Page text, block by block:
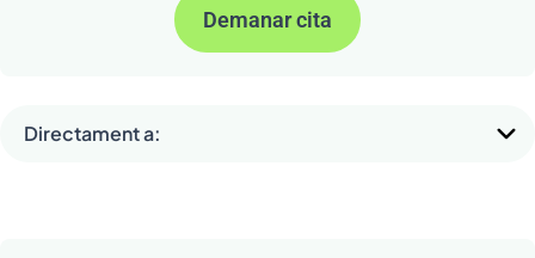
Demanar cita
Directament a: